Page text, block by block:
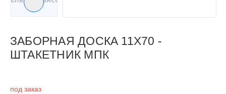
ЗАБОРНАЯ ДОСКА 11Х70 -
ШТАКЕТНИК МПК
под заказ
Следующий слайд